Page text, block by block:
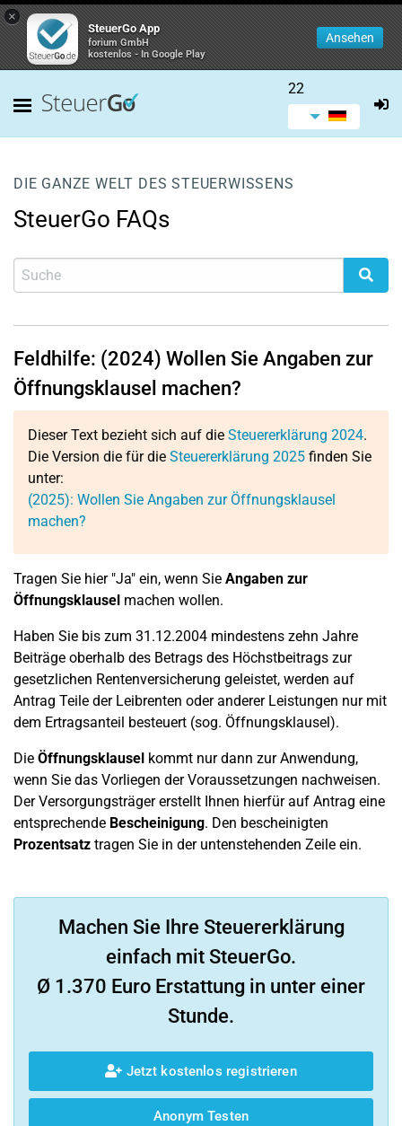
×
SteuerGo App
forium GmbH
kostenlos - In Google Play
Ansehen
22
DIE GANZE WELT DES STEUERWISSENS
SteuerGo FAQs
Feldhilfe: (2024) Wollen Sie Angaben zur
Öffnungsklausel machen?
Dieser Text bezieht sich auf die Steuererklärung 2024.
Die Version die für die Steuererklärung 2025 finden Sie
unter:
(2025): Wollen Sie Angaben zur Öffnungsklausel
machen?
Tragen Sie hier "Ja" ein, wenn Sie Angaben zur
Öffnungsklausel machen wollen.
Haben Sie bis zum 31.12.2004 mindestens zehn Jahre
Beiträge oberhalb des Betrags des Höchstbeitrags zur
gesetzlichen Rentenversicherung geleistet, werden auf
Antrag Teile der Leibrenten oder anderer Leistungen nur mit
dem Ertragsanteil besteuert (sog. Öffnungsklausel).
Die Öffnungsklausel kommt nur dann zur Anwendung,
wenn Sie das Vorliegen der Voraussetzungen nachweisen.
Der Versorgungsträger erstellt Ihnen hierfür auf Antrag eine
entsprechende Bescheinigung. Den bescheinigten
Prozentsatz tragen Sie in der untenstehenden Zeile ein.
Machen Sie Ihre Steuererklärung
einfach mit SteuerGo.
Ø 1.370 Euro Erstattung in unter einer
Stunde.
Jetzt kostenlos registrieren
Anonym Testen